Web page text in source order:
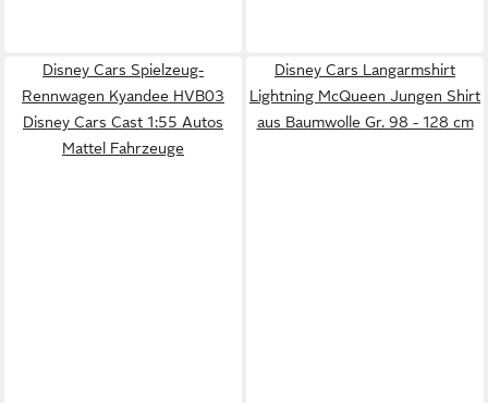
Disney Cars Spielzeug-
Rennwagen Kyandee HVB03
Disney Cars Cast 1:55 Autos
Mattel Fahrzeuge
Disney Cars Langarmshirt
Lightning McQueen Jungen Shirt
aus Baumwolle Gr. 98 - 128 cm